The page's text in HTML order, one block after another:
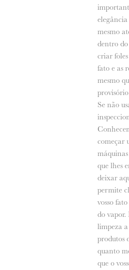
mesmo
dentro do
criar
fato e as
mesmo
Se não
começar
que lhes
deixar
permite
vosso
do vapor.
limpeza a
produtos
quanto
que o